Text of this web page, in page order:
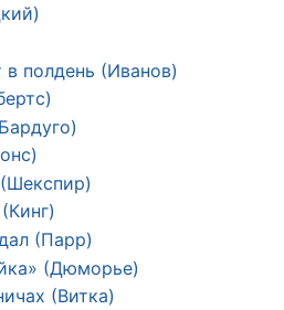
в полдень (Иванов)
(Парр)
(Дюморье)
(Витка)